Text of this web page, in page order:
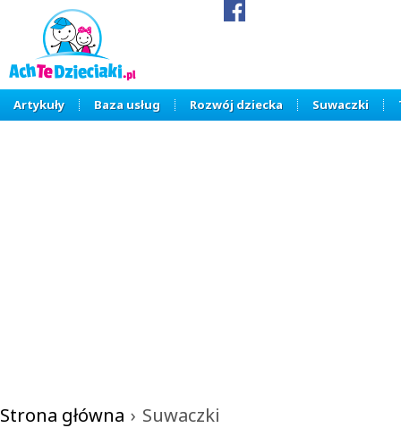
Artykuły Baza usług Rozwój dziecka Suwaczki
Strona główna › Suwaczki